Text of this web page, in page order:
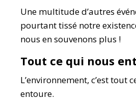
Une multitude d’autres
pourtant tissé notre
nous en souvenons plus !
Tout ce qui nous
L’environnement, c’est tout
entoure.